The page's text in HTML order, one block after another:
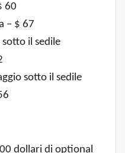
60
– $ 67
sotto il sedile
sotto il sedile
dollari di optional